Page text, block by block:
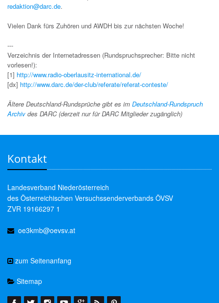
redaktion@darc.de.
Vielen Dank fürs Zuhören und AWDH bis zur nächsten Woche!
---
Verzeichnis der Internetadressen (Rundspruchsprecher: Bitte nicht
vorlesen!):
[1] http://www.radio-oberlausitz-international.de/
[dx] http://www.darc.de/der-club/referate/referat-conteste/
Ältere Deutschland-Rundsprüche gibt es im Deutschland-Rundspruch
Archiv des DARC (derzeit nur für DARC Mitglieder zugänglich)
Kontakt
Landesverband Niederösterreich
des Österreichischen Versuchssenderverbands ÖVSV
ZVR 19166297 1
oe3kmb@oevsv.at
zum Seitenanfang
Sitemap